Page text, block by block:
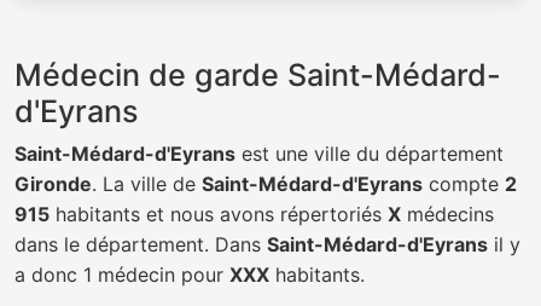
Médecin de garde Saint-Médard-
d'Eyrans
Saint-Médard-d'Eyrans est une ville du département
Gironde. La ville de Saint-Médard-d'Eyrans compte 2
915 habitants et nous avons répertoriés X médecins
dans le département. Dans Saint-Médard-d'Eyrans il y
a donc 1 médecin pour XXX habitants.